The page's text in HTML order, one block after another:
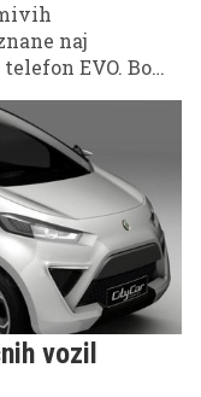
naj
EVO. Bo
vozil